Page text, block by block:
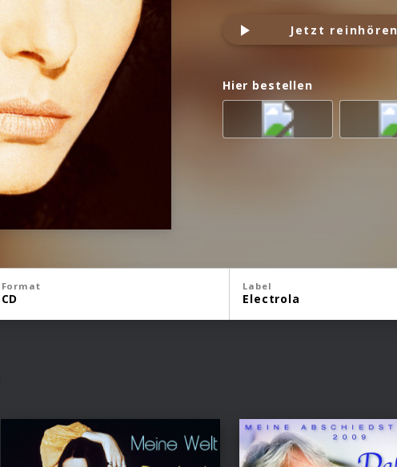
Jetzt reinhören
Hier bestellen
Format
CD
Label
Electrola